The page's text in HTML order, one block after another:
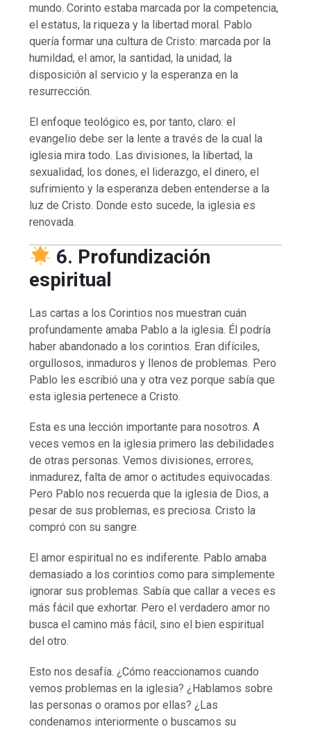
mundo. Corinto estaba marcada por la competencia,
el estatus, la riqueza y la libertad moral. Pablo
quería formar una cultura de Cristo: marcada por la
humildad, el amor, la santidad, la unidad, la
disposición al servicio y la esperanza en la
resurrección.
El enfoque teológico es, por tanto, claro: el
evangelio debe ser la lente a través de la cual la
iglesia mira todo. Las divisiones, la libertad, la
sexualidad, los dones, el liderazgo, el dinero, el
sufrimiento y la esperanza deben entenderse a la
luz de Cristo. Donde esto sucede, la iglesia es
renovada.
6. Profundización
espiritual
Las cartas a los Corintios nos muestran cuán
profundamente amaba Pablo a la iglesia. Él podría
haber abandonado a los corintios. Eran difíciles,
orgullosos, inmaduros y llenos de problemas. Pero
Pablo les escribió una y otra vez porque sabía que
esta iglesia pertenece a Cristo.
Esta es una lección importante para nosotros. A
veces vemos en la iglesia primero las debilidades
de otras personas. Vemos divisiones, errores,
inmadurez, falta de amor o actitudes equivocadas.
Pero Pablo nos recuerda que la iglesia de Dios, a
pesar de sus problemas, es preciosa. Cristo la
compró con su sangre.
El amor espiritual no es indiferente. Pablo amaba
demasiado a los corintios como para simplemente
ignorar sus problemas. Sabía que callar a veces es
más fácil que exhortar. Pero el verdadero amor no
busca el camino más fácil, sino el bien espiritual
del otro.
Esto nos desafía. ¿Cómo reaccionamos cuando
vemos problemas en la iglesia? ¿Hablamos sobre
las personas o oramos por ellas? ¿Las
condenamos interiormente o buscamos su